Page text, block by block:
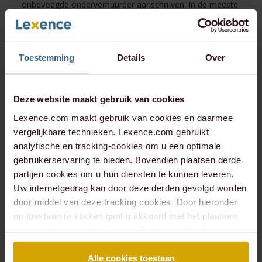
Toestemming Details Over
Deze website maakt gebruik van cookies
Lexence.com maakt gebruik van cookies en daarmee
vergelijkbare technieken. Lexence.com gebruikt
analytische en tracking-cookies om u een optimale
gebruikerservaring te bieden. Bovendien plaatsen derde
partijen cookies om u hun diensten te kunnen leveren.
Uw internetgedrag kan door deze derden gevolgd worden
door middel van deze tracking cookies. Door hieronder
op toestaan te klikken gaat u akkoord met het plaatsen
Alle cookies toestaan
onbevoegde onderverhuurder aanschrijven. In de meeste
huurovereenkomst een boete verschuldigd voor iedere
dag dat hij in strijd met het onderhuurverbod handelt.
Daarnaast kan de verhuurder ontbinding van de
huurovereenkomst vorderen. Dat moet altijd via de
verplicht is alle inkomsten af te dragen die door de
Bescherming onderhuurder
Indien de huurovereenkomst met de huurder is
ontbonden of met wederzijds goedvinden is beëindigd,
raakt dit niet meteen de onderhuur. Ter bescherming van
de onderhuurder wordt de onderhuur die betrekking heeft
wet biedt echter wel mogelijkheden om ook de relatie